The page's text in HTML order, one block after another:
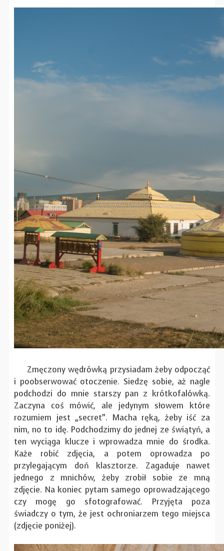
Zmęczony wędrówką przysiadam żeby odpocząć
i poobserwować otoczenie. Siedzę sobie, aż nagle
podchodzi do mnie starszy pan z krótkofalówką.
Zaczyna coś mówić, ale jedynym słowem które
rozumiem jest „secret”. Macha ręką, żeby iść za
nim, no to idę. Podchodzimy do jednej ze świątyń, a
ten wyciąga klucze i wprowadza mnie do środka.
Każe robić zdjęcia, a potem oprowadza po
przylegającym doń klasztorze. Zagaduje nawet
jednego z mnichów, żeby zrobił sobie ze mną
zdjęcie. Na koniec pytam samego oprowadzającego
czy mogę go sfotografować. Przyjęta poza
świadczy o tym, że jest ochroniarzem tego miejsca
(zdjęcie poniżej).